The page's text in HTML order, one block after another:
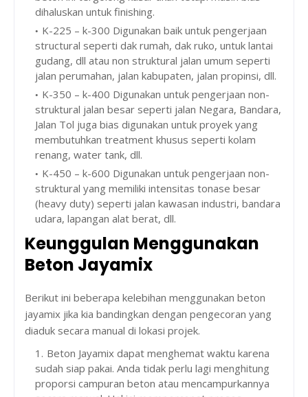
dihaluskan untuk finishing.
K-225 – k-300 Digunakan baik untuk pengerjaan
structural seperti dak rumah, dak ruko, untuk lantai
gudang, dll atau non struktural jalan umum seperti
jalan perumahan, jalan kabupaten, jalan propinsi, dll.
K-350 – k-400 Digunakan untuk pengerjaan non-
struktural jalan besar seperti jalan Negara, Bandara,
Jalan Tol juga bias digunakan untuk proyek yang
membutuhkan treatment khusus seperti kolam
renang, water tank, dll.
K-450 – k-600 Digunakan untuk pengerjaan non-
struktural yang memiliki intensitas tonase besar
(heavy duty) seperti jalan kawasan industri, bandara
udara, lapangan alat berat, dll.
Keunggulan Menggunakan
Beton Jayamix
Berikut ini beberapa kelebihan menggunakan beton
jayamix jika kia bandingkan dengan pengecoran yang
diaduk secara manual di lokasi projek.
Beton Jayamix dapat menghemat waktu karena
sudah siap pakai. Anda tidak perlu lagi menghitung
proporsi campuran beton atau mencampurkannya